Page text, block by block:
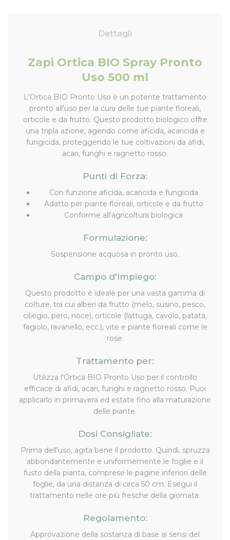
Dettagli
Zapi Ortica BIO Spray Pronto
Uso 500 ml
L'Ortica BIO Pronto Uso è un potente trattamento
pronto all'uso per la cura delle tue piante floreali,
orticole e da frutto. Questo prodotto biologico offre
una tripla azione, agendo come aficida, acaricida e
fungicida, proteggendo le tue coltivazioni da afidi,
acari, funghi e ragnetto rosso.
Punti di Forza:
Con funzione aficida, acaricida e fungicida
Adatto per piante floreali, orticole e da frutto
Conforme all'agricoltura biologica
Formulazione:
Sospensione acquosa in pronto uso.
Campo d'Impiego:
Questo prodotto è ideale per una vasta gamma di
colture, tra cui alberi da frutto (melo, susino, pesco,
ciliegio, pero, noce), orticole (lattuga, cavolo, patata,
fagiolo, ravanello, ecc.), vite e piante floreali come le
rose.
Trattamento per:
Utilizza l'Ortica BIO Pronto Uso per il controllo
efficace di afidi, acari, funghi e ragnetto rosso. Puoi
applicarlo in primavera ed estate fino alla maturazione
delle piante.
Dosi Consigliate:
Prima dell'uso, agita bene il prodotto. Quindi, spruzza
abbondantemente e uniformemente le foglie e il
fusto della pianta, comprese le pagine inferiori delle
foglie, da una distanza di circa 50 cm. Esegui il
trattamento nelle ore più fresche della giornata.
Regolamento:
Approvazione della sostanza di base ai sensi del